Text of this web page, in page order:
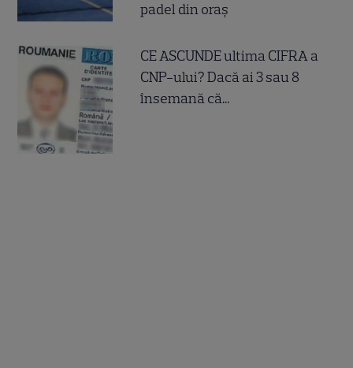
padel din oraș
CE ASCUNDE ultima CIFRA a
CNP-ului? Dacă ai 3 sau 8
însemană că...